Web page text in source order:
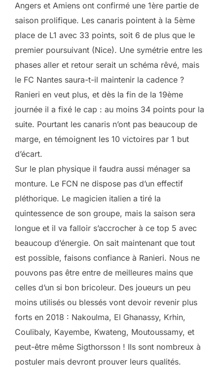
Angers et Amiens ont confirmé une 1ère partie de
saison prolifique. Les canaris pointent à la 5ème
place de L1 avec 33 points, soit 6 de plus que le
premier poursuivant (Nice). Une symétrie entre les
phases aller et retour serait un schéma rêvé, mais
le FC Nantes saura-t-il maintenir la cadence ?
Ranieri en veut plus, et dès la fin de la 19ème
journée il a fixé le cap : au moins 34 points pour la
suite. Pourtant les canaris n’ont pas beaucoup de
marge, en témoignent les 10 victoires par 1 but
d’écart.
Sur le plan physique il faudra aussi ménager sa
monture. Le FCN ne dispose pas d’un effectif
pléthorique. Le magicien italien a tiré la
quintessence de son groupe, mais la saison sera
longue et il va falloir s’accrocher à ce top 5 avec
beaucoup d’énergie. On sait maintenant que tout
est possible, faisons confiance à Ranieri. Nous ne
pouvons pas être entre de meilleures mains que
celles d’un si bon bricoleur. Des joueurs un peu
moins utilisés ou blessés vont devoir revenir plus
forts en 2018 : Nakoulma, El Ghanassy, Krhin,
Coulibaly, Kayembe, Kwateng, Moutoussamy, et
peut-être même Sigthorsson ! Ils sont nombreux à
postuler mais devront prouver leurs qualités.